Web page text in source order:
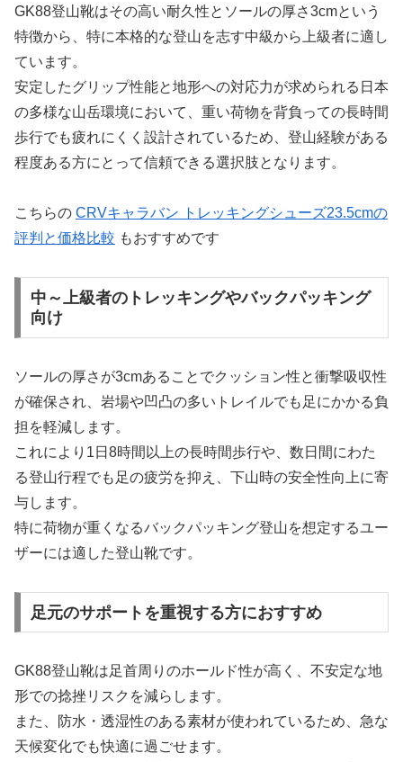
GK88登山靴はその高い耐久性とソールの厚さ3cmという
特徴から、特に本格的な登山を志す中級から上級者に適し
ています。
安定したグリップ性能と地形への対応力が求められる日本
の多様な山岳環境において、重い荷物を背負っての長時間
歩行でも疲れにくく設計されているため、登山経験がある
程度ある方にとって信頼できる選択肢となります。
こちらの CRVキャラバン トレッキングシューズ23.5cmの
評判と価格比較 もおすすめです
中～上級者のトレッキングやバックパッキング
向け
ソールの厚さが3cmあることでクッション性と衝撃吸収性
が確保され、岩場や凹凸の多いトレイルでも足にかかる負
担を軽減します。
これにより1日8時間以上の長時間歩行や、数日間にわた
る登山行程でも足の疲労を抑え、下山時の安全性向上に寄
与します。
特に荷物が重くなるバックパッキング登山を想定するユー
ザーには適した登山靴です。
足元のサポートを重視する方におすすめ
GK88登山靴は足首周りのホールド性が高く、不安定な地
形での捻挫リスクを減らします。
また、防水・透湿性のある素材が使われているため、急な
天候変化でも快適に過ごせます。